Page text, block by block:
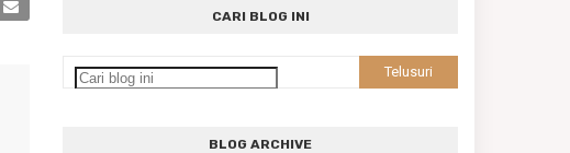
CARI BLOG INI
BLOG ARCHIVE